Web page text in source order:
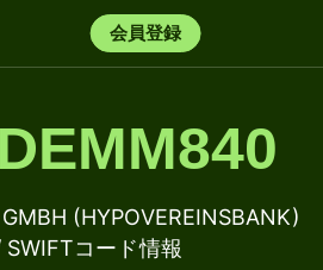
会員登録
(HYPOVEREINSBANK)
コード情報